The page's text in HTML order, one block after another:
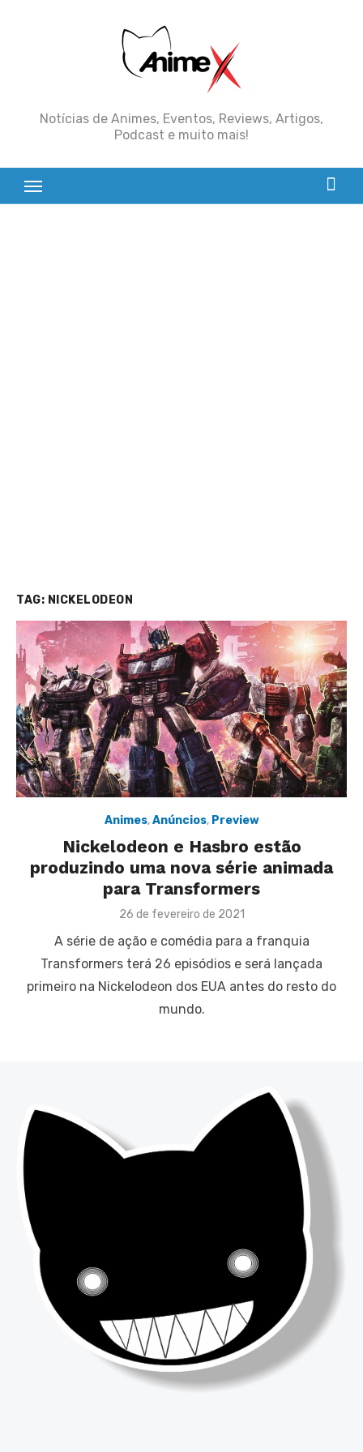
Notícias de Animes, Eventos, Reviews, Artigos,
Podcast e muito mais!
TAG: NICKELODEON
Animes,Anúncios, Preview
Nickelodeon e Hasbro estão
produzindo uma nova série animada
para Transformers
Posted
26 de fevereiro de 2021
A série de ação e comédia para a franquia
Transformers terá 26 episódios e será lançada
primeiro na Nickelodeon dos EUA antes do resto do
mundo.